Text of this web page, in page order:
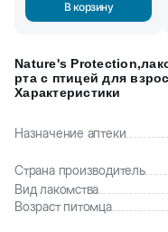
В корзину
Nature's
рта с птицей для
Характеристики
Назначение аптеки
Страна производитель
Вид лакомства
Возраст питомца